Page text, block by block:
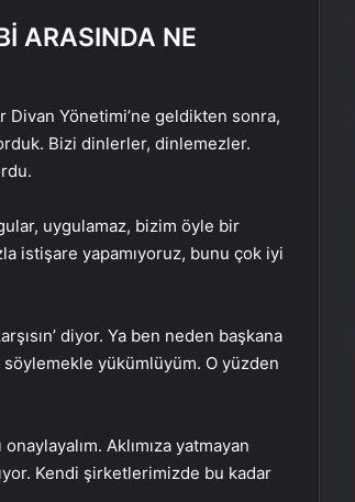
ARASINDA NE
Divan Yönetimi’ne geldikten sonra,
Bizi dinlerler, dinlemezler.
uygulamaz, bizim öyle bir
istişare yapamıyoruz, bunu çok iyi
diyor. Ya ben neden başkana
yükümlüyüm. O yüzden
Aklımıza yatmayan
Kendi şirketlerimizde bu kadar